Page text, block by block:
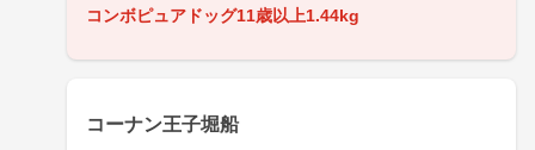
コンボピュアドッグ11歳以上1.44kg
コーナン王子堀船